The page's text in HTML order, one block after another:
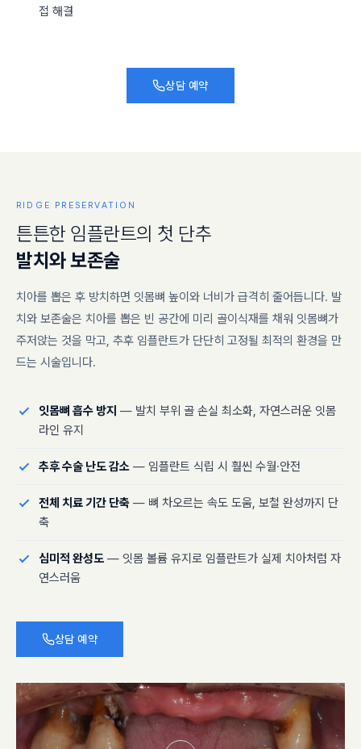
접 해결
상담 예약
RIDGE PRESERVATION
튼튼한 임플란트의 첫 단추
발치와보존술
치아를 뽑은 후 방치하면 잇몸뼈 높이와 너비가 급격히 줄어듭니다. 발
치와 보존술은 치아를 뽑은 빈 공간에 미리 골이식재를 채워 잇몸뼈가
주저앉는 것을 막고, 추후 임플란트가 단단히 고정될 최적의 환경을 만
드는 시술입니다.
잇몸뼈 흡수 방지 — 발치 부위 골 손실 최소화, 자연스러운 잇몸
라인 유지
추후 수술 난도 감소 — 임플란트 식립 시 훨씬 수월·안전
전체 치료 기간 단축 — 뼈 차오르는 속도 도움, 보철 완성까지 단
축
심미적 완성도 — 잇몸 볼륨 유지로 임플란트가 실제 치아처럼 자
연스러움
상담 예약